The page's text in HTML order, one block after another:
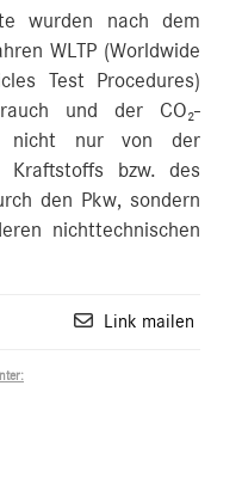
wurden nach dem
WLTP (Worldwide
Test Procedures)
und der CO₂-
nicht nur von der
Kraftstoffs bzw. des
den Pkw, sondern
nichttechnischen
Link mailen